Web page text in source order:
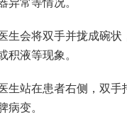
生会将双手并拢成碗
液等现象。
站在患者右侧，双
变。